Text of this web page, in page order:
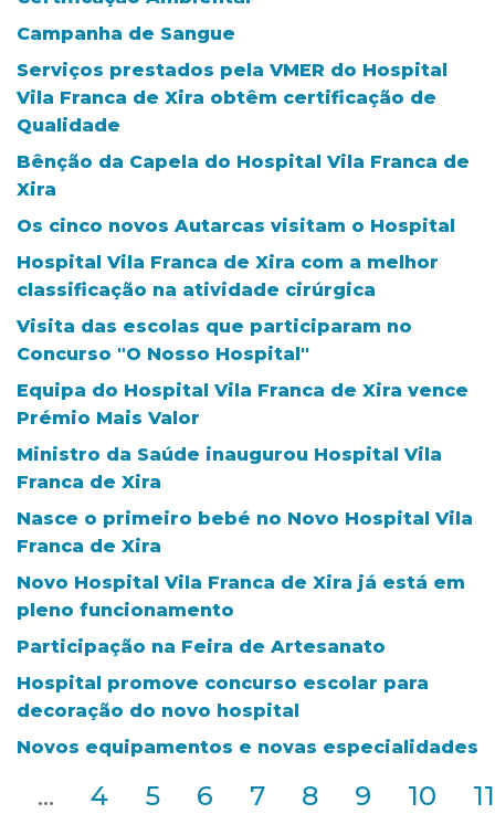
Campanha de Sangue
Serviços prestados pela VMER do Hospital
Vila Franca de Xira obtêm certificação de
Qualidade
Bênção da Capela do Hospital Vila Franca de
Xira
Os cinco novos Autarcas visitam o Hospital
Hospital Vila Franca de Xira com a melhor
classificação na atividade cirúrgica
Visita das escolas que participaram no
Concurso "O Nosso Hospital"
Equipa do Hospital Vila Franca de Xira vence
Prémio Mais Valor
Ministro da Saúde inaugurou Hospital Vila
Franca de Xira
Nasce o primeiro bebé no Novo Hospital Vila
Franca de Xira
Novo Hospital Vila Franca de Xira já está em
pleno funcionamento
Participação na Feira de Artesanato
Hospital promove concurso escolar para
decoração do novo hospital
Novos equipamentos e novas especialidades
... 4 5 6 7 8 9 10 11